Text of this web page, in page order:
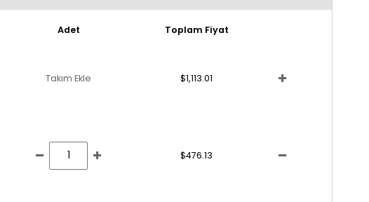
Adet Toplam Fiyat
Takım Ekle $1,113.01
$476.13